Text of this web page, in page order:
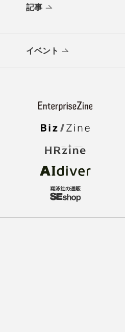
記事
イベント